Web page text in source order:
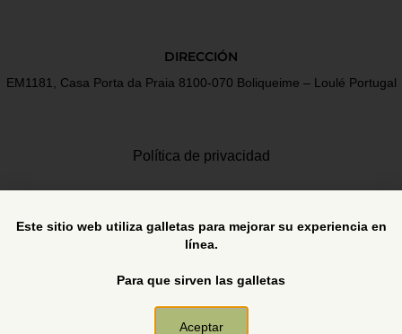
DIRECCIÓN
EM1181, Casa Porta da Praia 8100-070 Boliqueime – Loulé Portugal
Política de privacidad
Este sitio web utiliza galletas para mejorar su experiencia en
línea.
Para que sirven las galletas
Aceptar